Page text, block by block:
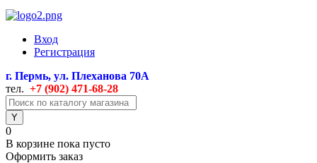
Вход
Регистрация
г. Пермь, ул. Плеханова 70А
тел. +7 (902) 471-68-28
0
В корзине пока пусто
Оформить заказ